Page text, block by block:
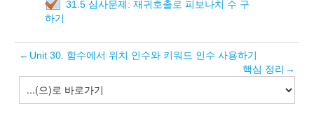
31.5 심사문제: 재귀호출로 피보나치 수 구
하기
← Unit 30. 함수에서 위치 인수와 키워드 인수 사용하기
핵심 정리 →